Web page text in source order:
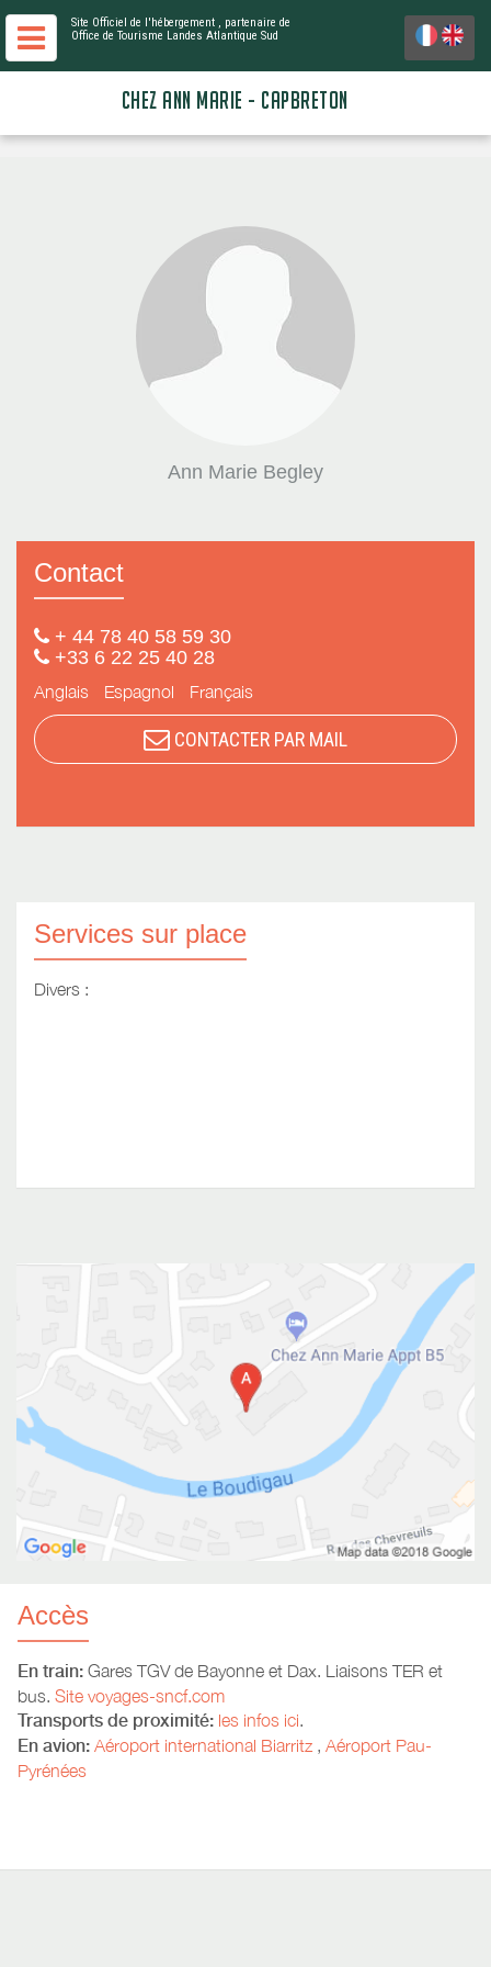
Site Officiel de l'hébergement , partenaire de
Office de Tourisme Landes Atlantique Sud
CHEZ ANN MARIE - CAPBRETON
Ann Marie Begley
Contact
+ 44 78 40 58 59 30
+33 6 22 25 40 28
Anglais Espagnol Français
CONTACTER PAR MAIL
Services sur place
Divers :
Accès
En train: Gares TGV de Bayonne et Dax. Liaisons TER et
bus. Site voyages-sncf.com
Transports de proximité: les infos ici.
En avion: Aéroport international Biarritz , Aéroport Pau-
Pyrénées